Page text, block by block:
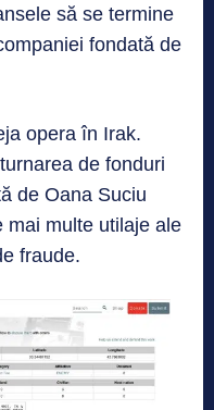
să se termine
fondată de
opera în Irak.
de fonduri
de Oana Suciu
mai multe utilaje ale
fraude.